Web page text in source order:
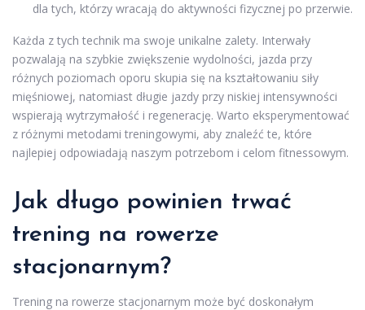
dla tych, którzy wracają do aktywności fizycznej po przerwie.
Każda z tych technik ma swoje unikalne zalety. Interwały
pozwalają na szybkie zwiększenie wydolności, jazda przy
różnych poziomach oporu skupia się na kształtowaniu siły
mięśniowej, natomiast długie jazdy przy niskiej intensywności
wspierają wytrzymałość i regenerację. Warto eksperymentować
z różnymi metodami treningowymi, aby znaleźć te, które
najlepiej odpowiadają naszym potrzebom i celom fitnessowym.
Jak długo powinien trwać
trening na rowerze
stacjonarnym?
Trening na rowerze stacjonarnym może być doskonałym